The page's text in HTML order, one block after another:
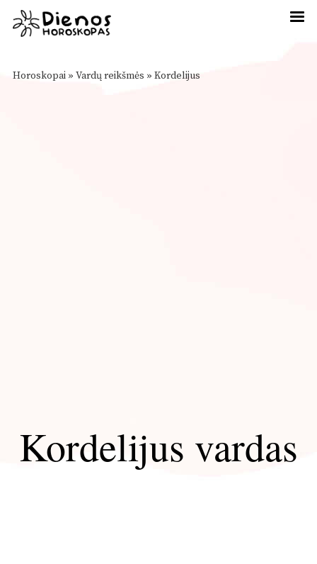
Horoskopai » Vardų reikšmės » Kordelijus
Kordelijus vardas